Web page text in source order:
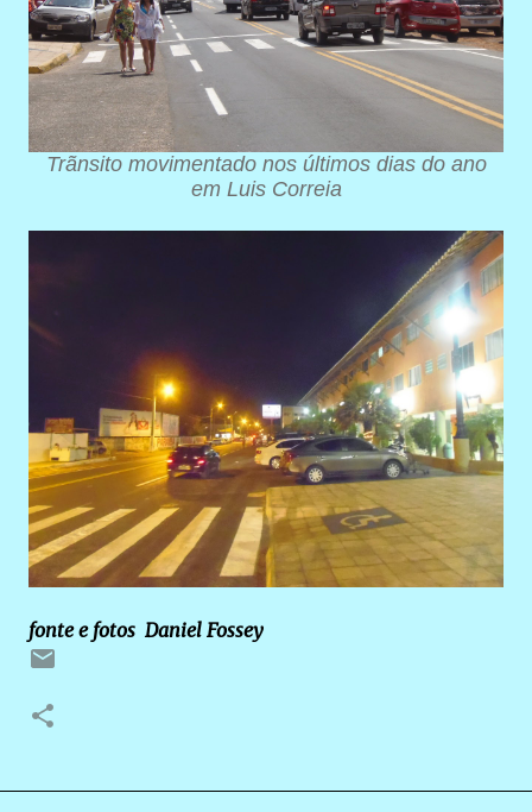
Trãnsito movimentado nos últimos dias do ano
em Luis Correia
fonte e fotos Daniel Fossey